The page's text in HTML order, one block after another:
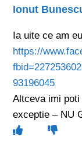
Ionut
Ia uite ce am
https://
93196045
Altceva imi
exceptie – NU